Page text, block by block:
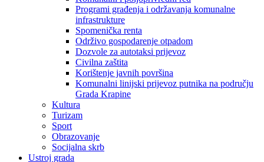
Programi građenja i održavanja komunalne
infrastrukture
Spomenička renta
Održivo gospodarenje otpadom
Dozvole za autotaksi prijevoz
Civilna zaštita
Korištenje javnih površina
Komunalni linijski prijevoz putnika na području
Grada Krapine
Kultura
Turizam
Sport
Obrazovanje
Socijalna skrb
Ustroj grada